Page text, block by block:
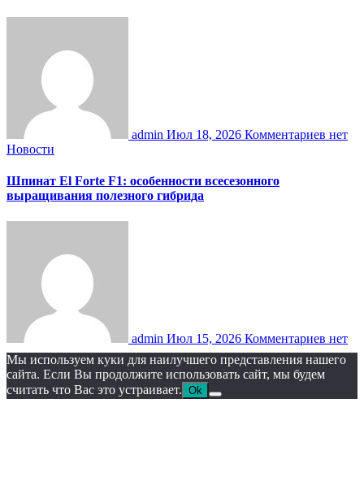
admin Июл 18, 2026 Комментариев нет
Новости
Шпинат El Forte F1: особенности всесезонного
выращивания полезного гибрида
admin Июл 15, 2026 Комментариев нет
Мы используем куки для наилучшего представления нашего
сайта. Если Вы продолжите использовать сайт, мы будем
считать что Вас это устраивает. Ok